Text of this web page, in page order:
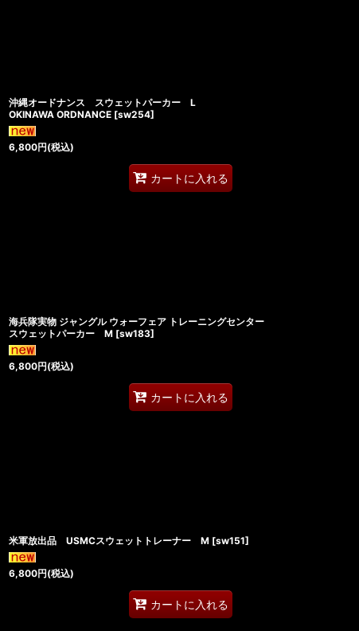
沖縄オードナンス スウェットパーカー L
OKINAWA ORDNANCE [sw254]
6,800円(税込)
カートに入れる
海兵隊実物 ジャングル ウォーフェア トレーニングセンター
スウェットパーカー M [sw183]
6,800円(税込)
カートに入れる
米軍放出品 USMCスウェットトレーナー M [sw151]
6,800円(税込)
カートに入れる